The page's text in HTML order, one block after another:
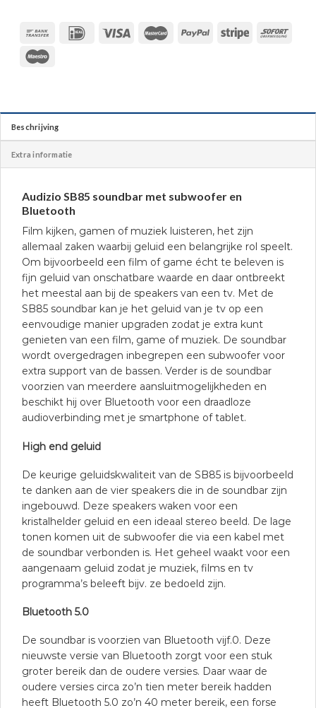
Beschrijving
Extra informatie
Audizio SB85 soundbar met subwoofer en
Bluetooth
Film kijken, gamen of muziek luisteren, het zijn
allemaal zaken waarbij geluid een belangrijke rol speelt.
Om bijvoorbeeld een film of game écht te beleven is
fijn geluid van onschatbare waarde en daar ontbreekt
het meestal aan bij de speakers van een tv. Met de
SB85 soundbar kan je het geluid van je tv op een
eenvoudige manier upgraden zodat je extra kunt
genieten van een film, game of muziek. De soundbar
wordt overgedragen inbegrepen een subwoofer voor
extra support van de bassen. Verder is de soundbar
voorzien van meerdere aansluitmogelijkheden en
beschikt hij over Bluetooth voor een draadloze
audioverbinding met je smartphone of tablet.
High end geluid
De keurige geluidskwaliteit van de SB85 is bijvoorbeeld
te danken aan de vier speakers die in de soundbar zijn
ingebouwd. Deze speakers waken voor een
kristalhelder geluid en een ideaal stereo beeld. De lage
tonen komen uit de subwoofer die via een kabel met
de soundbar verbonden is. Het geheel waakt voor een
aangenaam geluid zodat je muziek, films en tv
programma’s beleeft bijv. ze bedoeld zijn.
Bluetooth 5.0
De soundbar is voorzien van Bluetooth vijf.0. Deze
nieuwste versie van Bluetooth zorgt voor een stuk
groter bereik dan de oudere versies. Daar waar de
oudere versies circa zo’n tien meter bereik hadden
heeft Bluetooth 5.0 zo’n 40 meter bereik, een forse